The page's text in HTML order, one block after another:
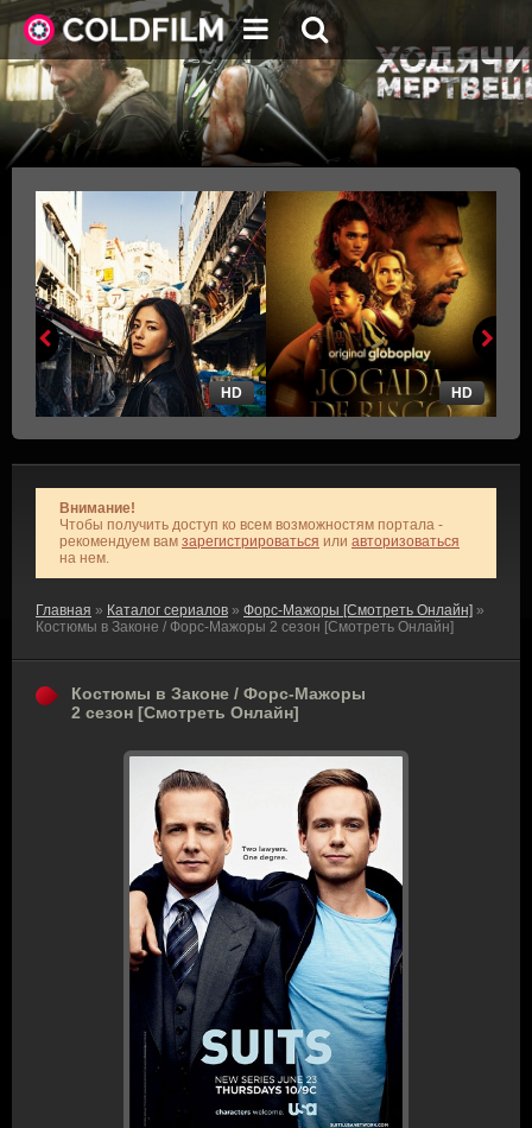
HD HD
Внимание!
Чтобы получить доступ ко всем возможностям портала -
рекомендуем вам зарегистрироваться или авторизоваться
на нем.
Главная » Каталог сериалов » Форс-Мажоры [Смотреть Онлайн] »
Костюмы в Законе / Форс-Мажоры 2 сезон [Смотреть Онлайн]
Костюмы в Законе / Форс-Мажоры
2 сезон [Смотреть Онлайн]